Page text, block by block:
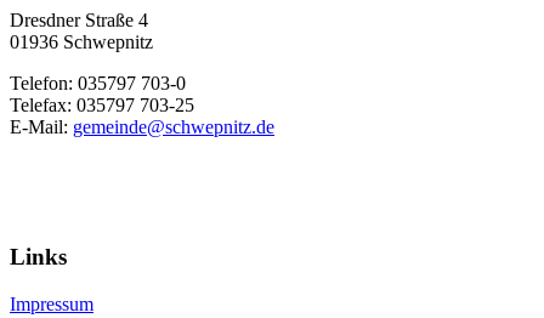
Dresdner Straße 4
01936 Schwepnitz
Telefon: 035797 703-0
Telefax: 035797 703-25
E-Mail: gemeinde@schwepnitz.de
Links
Impressum